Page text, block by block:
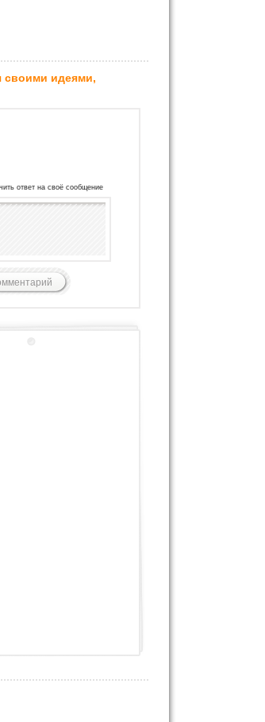
своими идеями,
ответ на своё сообщение